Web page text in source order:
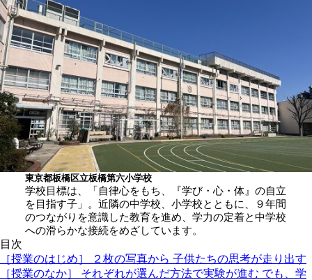
東京都板橋区立板橋第六小学校
学校目標は、「自律心をもち、『学び・心・体』の自立
を目指す子」。近隣の中学校、小学校とともに、９年間
のつながりを意識した教育を進め、学力の定着と中学校
への滑らかな接続をめざしています。
目次
［授業のはじめ］ ２枚の写真から 子供たちの思考が走り出す
［授業のなか］ それぞれが選んだ方法で実験が進む でも、学